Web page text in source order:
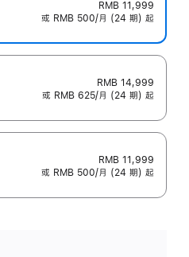
RMB 11,999
或 RMB 500/月 (24 期) 起
RMB 14,999
或 RMB 625/月 (24 期) 起
RMB 11,999
或 RMB 500/月 (24 期) 起